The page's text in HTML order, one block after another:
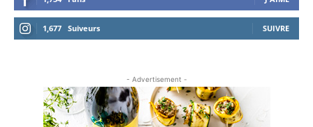
1,677 Suiveurs SUIVRE
- Advertisement -